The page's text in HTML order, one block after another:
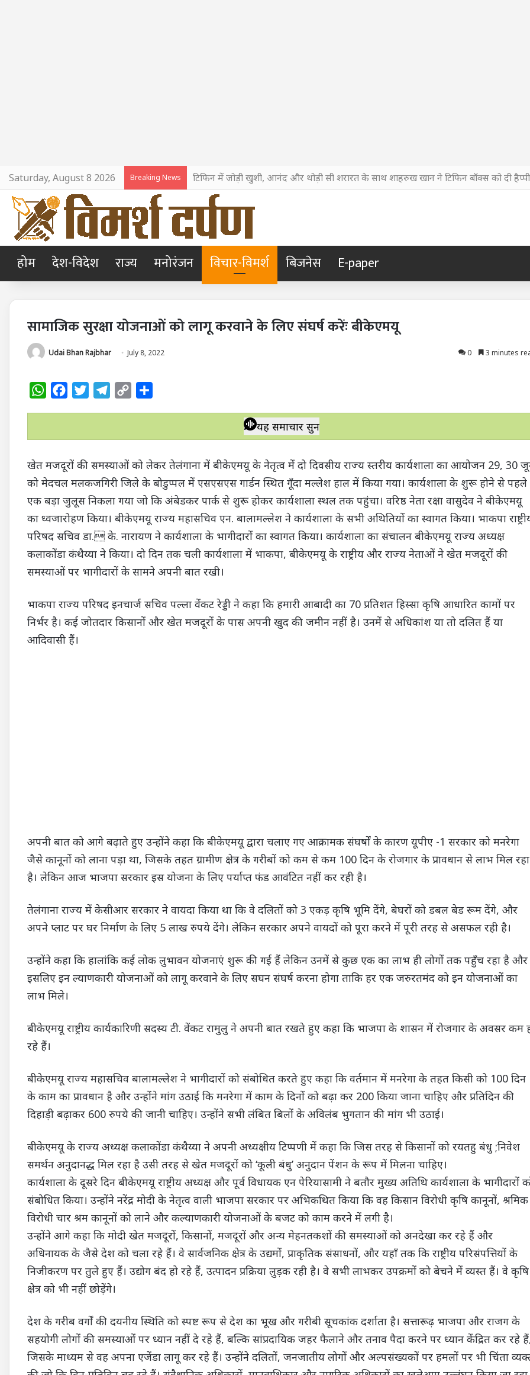
Saturday, August 8 2026 Breaking News टिफिन में जोड़ी खुशी, आनंद और थोड़ी सी शरारत के साथ शाहरुख खान ने टिफिन बॉक्स को दी
होम देश-विदेश राज्य मनोरंजन विचार-विमर्श बिजनेस E-paper
सामाजिक सुरक्षा योजनाओं को लागू करवाने के लिए संघर्ष करेंः बीकेएमयू
Udai Bhan Rajbhar July 8, 2022 0 3 minutes
W
t
A
p
p
e
b
o
k
t
e
r
e
r
a
m
y
n
k
r
यह समाचार सुनें
खेत मजदूरों की समस्याओं को लेकर तेलंगाना में बीकेएमयू के नेतृत्व में दो दिवसीय राज्य स्तरीय कार्यशाला का आयोजन 29, 30
को मेदचल मलकजगिरी जिले के बोडुप्पल में एसएसएस गार्डन स्थित गूँदा मल्लेश हाल में किया गया। कार्यशाला के शुरू होने से पहले
एक बड़ा जुलूस निकला गया जो कि अंबेडकर पार्क से शुरू होकर कार्यशाला स्थल तक पहुंचा। वरिष्ठ नेता रक्षा वासुदेव ने बीकेएमयू
का ध्वजारोहण किया। बीकेएमयू राज्य महासचिव एन. बालामल्लेश ने कार्यशाला के सभी अथितियों का स्वागत किया। भाकपा
परिषद सचिव डा. के. नारायण ने कार्यशाला के भागीदारों का स्वागत किया। कार्यशाला का संचालन बीकेएमयू राज्य अध्यक्ष
कलाकोंडा कंथैय्या ने किया। दो दिन तक चली कार्यशाला में भाकपा, बीकेएमयू के राष्ट्रीय और राज्य नेताओं ने खेत मजदूरों की
समस्याओं पर भागीदारों के सामने अपनी बात रखी।
भाकपा राज्य परिषद इनचार्ज सचिव पल्ला वेंकट रेड्डी ने कहा कि हमारी आबादी का 70 प्रतिशत हिस्सा कृषि आधारित कामों पर
निर्भर है। कई जोतदार किसानों और खेत मजदूरों के पास अपनी खुद की जमीन नहीं है। उनमें से अधिकांश या तो दलित हैं या
आदिवासी हैं।
अपनी बात को आगे बढ़ाते हुए उन्होंने कहा कि बीकेएमयू द्वारा चलाए गए आक्रामक संघर्षों के कारण यूपीए -1 सरकार को मनरेगा
जैसे कानूनों को लाना पड़ा था, जिसके तहत ग्रामीण क्षेत्र के गरीबों को कम से कम 100 दिन के रोजगार के प्रावधान से लाभ मिल रहा
है। लेकिन आज भाजपा सरकार इस योजना के लिए पर्याप्त फंड आवंटित नहीं कर रही है।
तेलंगाना राज्य में केसीआर सरकार ने वायदा किया था कि वे दलितों को 3 एकड़ कृषि भूमि देंगे, बेघरों को डबल बेड रूम देंगे, और
अपने प्लाट पर घर निर्माण के लिए 5 लाख रुपये देंगे। लेकिन सरकार अपने वायदों को पूरा करने में पूरी तरह से असफल रही है।
उन्होंने कहा कि हालांकि कई लोक लुभावन योजनाएं शुरू की गई हैं लेकिन उनमें से कुछ एक का लाभ ही लोगों तक पहुँच रहा है और
इसलिए इन ल्याणकारी योजनाओं को लागू करवाने के लिए सघन संघर्ष करना होगा ताकि हर एक जरुरतमंद को इन योजनाओं का
लाभ मिले।
बीकेएमयू राष्ट्रीय कार्यकारिणी सदस्य टी. वेंकट रामुलु ने अपनी बात रखते हुए कहा कि भाजपा के शासन में रोजगार के अवसर कम
रहे हैं।
बीकेएमयू राज्य महासचिव बालामल्लेश ने भागीदारों को संबोधित करते हुए कहा कि वर्तमान में मनरेगा के तहत किसी को 100 दिन
के काम का प्रावधान है और उन्होंने मांग उठाई कि मनरेगा में काम के दिनों को बढ़ा कर 200 किया जाना चाहिए और प्रतिदिन की
दिहाड़ी बढ़ाकर 600 रुपये की जानी चाहिए। उन्होंने सभी लंबित बिलों के अविलंब भुगतान की मांग भी उठाई।
बीकेएमयू के राज्य अध्यक्ष कलाकोंडा कंथैय्या ने अपनी अध्यक्षीय टिप्पणी में कहा कि जिस तरह से किसानों को रयतहु बंधु ;निवेश
समर्थन अनुदानद्ध मिल रहा है उसी तरह से खेत मजदूरों को ‘कूली बंधु’ अनुदान पेंशन के रूप में मिलना चाहिए।
कार्यशाला के दूसरे दिन बीकेएमयू राष्ट्रीय अध्यक्ष और पूर्व विधायक एन पेरियासामी ने बतौर मुख्य अतिथि कार्यशाला के भागीदारों
संबोधित किया। उन्होंने नरेंद्र मोदी के नेतृत्व वाली भाजपा सरकार पर अभिकथित किया कि वह किसान विरोधी कृषि कानूनों, श्रमिक
विरोधी चार श्रम कानूनों को लाने और कल्याणकारी योजनाओं के बजट को काम करने में लगी है।
उन्होंने आगे कहा कि मोदी खेत मजदूरों, किसानों, मजदूरों और अन्य मेहनतकशों की समस्याओं को अनदेखा कर रहे हैं और
अधिनायक के जैसे देश को चला रहे हैं। वे सार्वजनिक क्षेत्र के उद्यमों, प्राकृतिक संसाधनों, और यहाँ तक कि राष्ट्रीय परिसंपत्तियों के
निजीकरण पर तुले हुए हैं। उद्योग बंद हो रहे हैं, उत्पादन प्रक्रिया लुड़क रही है। वे सभी लाभकर उपक्रमों को बेचने में व्यस्त हैं। वे कृषि
क्षेत्र को भी नहीं छोड़ेंगे।
देश के गरीब वर्गों की दयनीय स्थिति को स्पष्ट रूप से देश का भूख और गरीबी सूचकांक दर्शाता है। सत्तारूढ़ भाजपा और राजग के
सहयोगी लोगों की समस्याओं पर ध्यान नहीं दे रहे हैं, बल्कि सांप्रदायिक जहर फैलाने और तनाव पैदा करने पर ध्यान केंद्रित कर रहे
जिसके माध्यम से वह अपना एजेंडा लागू कर रहे हैं। उन्होंने दलितों, जनजातीय लोगों और अल्पसंख्यकों पर हमलों पर भी चिंता